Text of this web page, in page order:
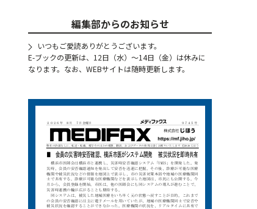
編集部からのお知らせ
いつもご愛読ありがとうございます。
E-ブックの更新は、12日（水）～14日（金）は休みに
なります。なお、WEBサイトは随時更新します。